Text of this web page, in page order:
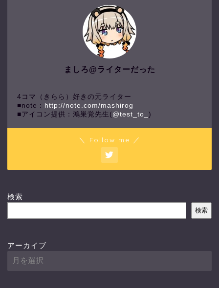
ましろ@ライターだった
4コマ（きらら）好きの元ライター
■note： http://note.com/mashirog
■アイコン提供：鴻巣覚先生( @test_to_ )
＼ Follow me ／
検索
検索
アーカイブ